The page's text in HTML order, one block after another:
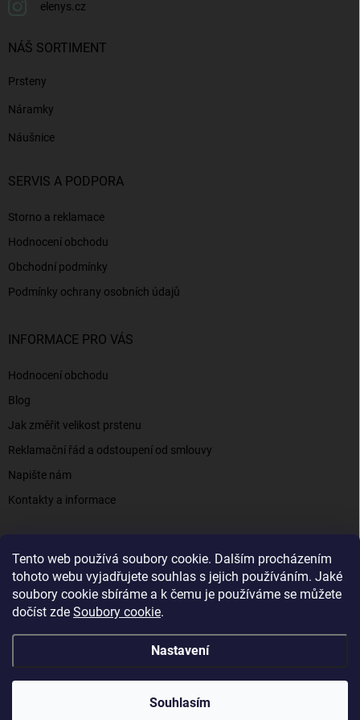
Tento web používá soubory cookie. Dalším procházením
tohoto webu vyjadřujete souhlas s jejich používáním. Jaké
soubory cookie sbíráme a k čemu je používáme se můžete
dočíst zde Soubory cookie.
Nastavení
Souhlasím
elenys.cz
NÁŠ SORTIMENT
Prsteny
Náramky
Náušnice
SERVIS A PODPORA
Storno a reklamace
Hodnocení obchodu
Obchodní podmínky
Podmínky ochrany osobních údajů
INFORMACE PRO VÁS
Hodnocení obchodu
Blog
Jak změřit velikost prstenu
Reklamační řád a odstoupení od smlouvy
Napište nám
Kontakty a informace
Elenys.cz - šperky, kterým věříte už od roku 2016
Vytvořil Shoptet